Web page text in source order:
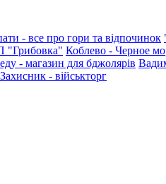
- все про гори та відпочинок
Коблево - Черное
- магазин для бджолярів
Захисник - військторг